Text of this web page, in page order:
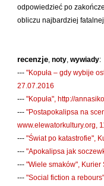
Kemény István
Kierc Bogusław
Klera Wiktoria
Klęczar Wojciech
Kopacki Andrzej
Kosiorowski Zbigniew
Księżyk Jarosław
odpowiedzieć po
obliczu najbardziej
recenzje, noty, wywiady:
--- "Kopuła – gdy wybije
27.07.2016
--- "Kopuła", http://
--- "Postapokalipsa na
www.elewatorkultury.org,
--- "Świat po katastrofie",
--- "Apokalipsa jak
--- "Wiele smaków",
--- "Social fiction a